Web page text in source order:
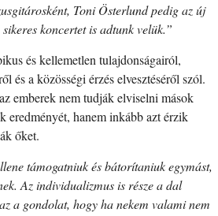
Toni Österlund pedig az új
koncertet is adtunk velük.”
és kellemetlen tulajdonságairól,
és a közösségi érzés elvesztéséről szól.
emberek nem tudják elviselni mások
eredményét, hanem inkább azt érzik
őket.
támogatniuk és bátorítaniuk egymást,
Az individualizmus is része a dal
a gondolat, hogy ha nekem valami nem